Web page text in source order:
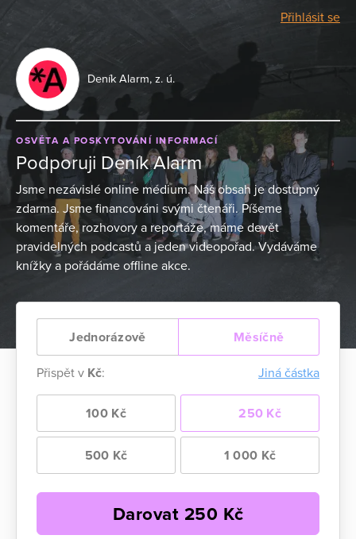
Přihlásit se
Deník Alarm, z. ú.
OSVĚTA A POSKYTOVÁNÍ INFORMACÍ
Podporuji Deník Alarm
Jsme nezávislé online médium. Náš obsah je dostupný
zdarma. Jsme financováni svými čtenáři. Píšeme
komentáře, rozhovory a reportáže, máme devět
pravidelných podcastů a jeden videopořad. Vydáváme
knížky a pořádáme offline akce.
Jednorázově Měsíčně
Přispět v Kč: Jiná částka
100 Kč 250 Kč
500 Kč 1 000 Kč
Darovat 250 Kč